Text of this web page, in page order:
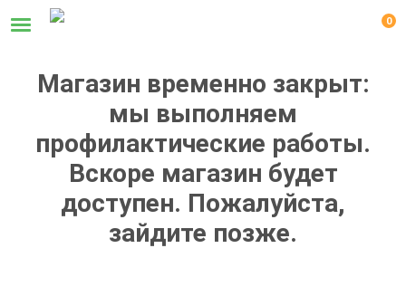
0
Магазин временно закрыт:
мы выполняем
профилактические работы.
Вскоре магазин будет
доступен. Пожалуйста,
зайдите позже.